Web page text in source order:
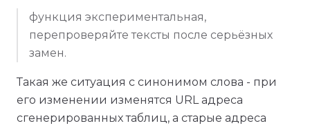
функция экспериментальная,
перепроверяйте тексты после серьёзных
замен.
Такая же ситуация с синонимом слова - при
его изменении изменятся URL адреса
сгенерированных таблиц, а старые адреса